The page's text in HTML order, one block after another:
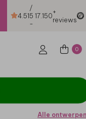
4.51
/
5
-
17.150+
reviews
0
Alle ontwerpen